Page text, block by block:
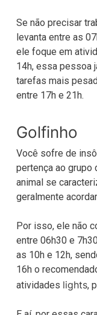
Se não precisar
levanta entre as
ele foque em
14h, essa pessoa
tarefas mais
entre 17h e 21h.
Golfinho
Você sofre de
pertença ao
animal se
geralmente
Por isso, ele não
entre 06h30 e
as 10h e 12h,
16h o
atividades lights,